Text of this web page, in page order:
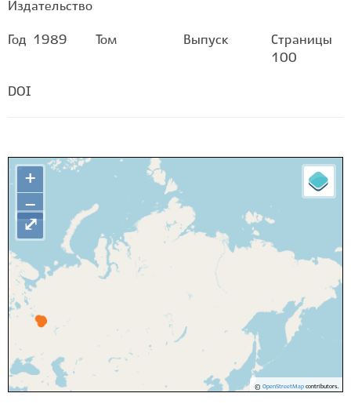
Издательство
Год 1989 Том Выпуск
Страницы
100
DOI
+
−
© OpenStreetMapcontributors.
⤢